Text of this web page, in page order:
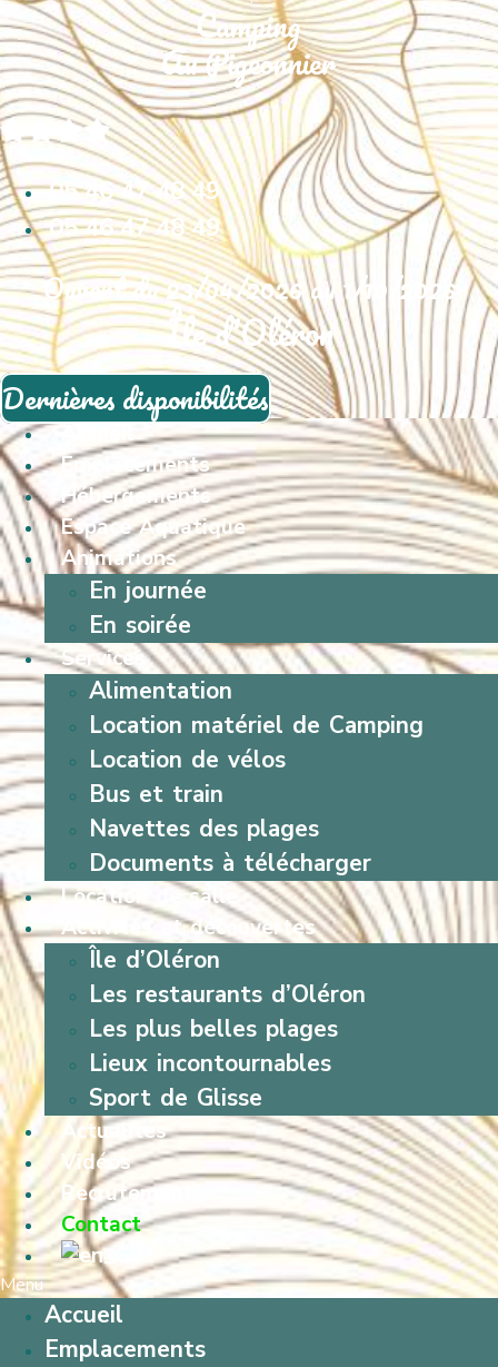
05 46 47 48 49
05 46 47 48 49
Ouvert du 23/04/2026 au 1/10/2026
Île d'Oléron
Dernières disponibilités
Accueil
Emplacements
Hébergements
Espace Aquatique
Animations
En journée
En soirée
Services
Alimentation
Location matériel de Camping
Location de vélos
Bus et train
Navettes des plages
Documents à télécharger
Location de salle
Activités et découvertes
Île d’Oléron
Les restaurants d’Oléron
Les plus belles plages
Lieux incontournables
Sport de Glisse
Actualités
Vidéos
Recrutement
Contact
Menu
Accueil
Emplacements